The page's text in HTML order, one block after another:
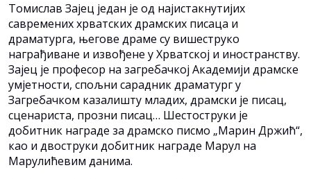
Томислав Зајец један је од најистакнутијих
савремених хрватских драмских писаца и
драматурга, његове драме су вишеструко
награђиване и извођене у Хрватској и иностранству.
Зајец је професор на загребачкој Академији драмске
умјетности, спољни сарадник драматург у
Загребачком казалишту младих, драмски је писац,
сценариста, прозни писац… Шестоструки је
добитник награде за драмско писмо „Марин Држић“,
као и двоструки добитник награде Марул на
Марулићевим данима.